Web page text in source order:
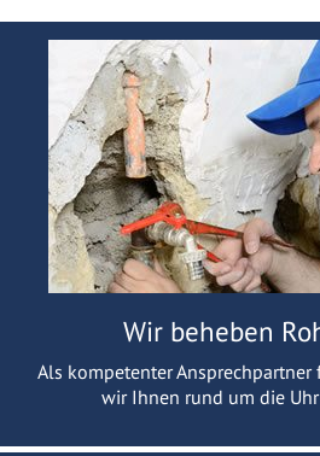
Wir beheben
Als kompetenter Ansprechpartner
wir Ihnen rund um die